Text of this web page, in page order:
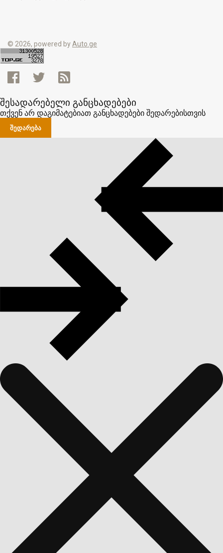
© 2026, powered byAuto.ge
შესადარებელი განცხადებები
თქვენ არ დაგიმატებიათ განცხადებები შედარებისთვის
ᲨᲔᲓᲐᲠᲔᲑᲐ